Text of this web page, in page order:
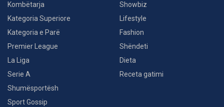
Kombëtarja
Kategoria Superiore
Kategoria e Parë
Premier League
La Liga
Serie A
Shumësportësh
Sport Gossip
Showbiz
Lifestyle
Fashion
Shëndeti
Dieta
Receta gatimi